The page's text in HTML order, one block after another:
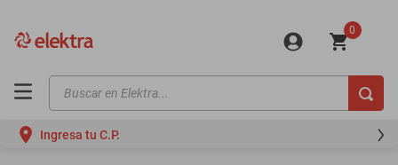
0
Buscar en Elektra...
Ingresa tu C.P.
motos